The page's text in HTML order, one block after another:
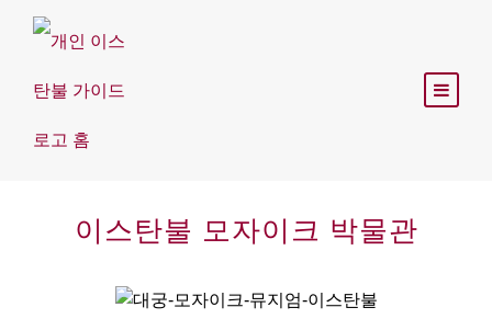
이스탄불 모자이크 박물관